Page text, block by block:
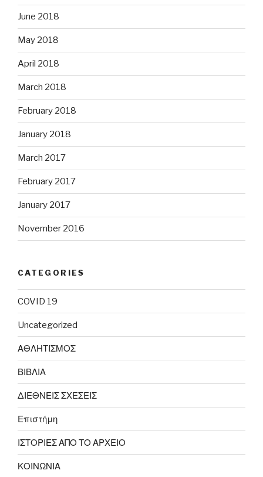
June 2018
May 2018
April 2018
March 2018
February 2018
January 2018
March 2017
February 2017
January 2017
November 2016
CATEGORIES
COVID 19
Uncategorized
ΑΘΛΗΤΙΣΜΟΣ
ΒΙΒΛΙΑ
ΔΙΕΘΝΕΙΣ ΣΧΕΣΕΙΣ
Επιστήμη
ΙΣΤΟΡΙΕΣ ΑΠΟ ΤΟ ΑΡΧΕΙΟ
ΚΟΙΝΩΝΙΑ